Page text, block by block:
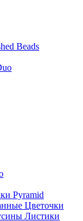
Beads
Pyramid
Цветочки
Листики